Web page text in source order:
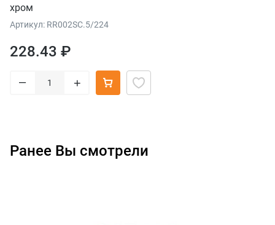
хром
Артикул: RR002SC.5/224
228.43 ₽
– +
Ранее Вы смотрели